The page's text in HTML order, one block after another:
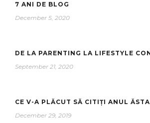
7 ANI DE BLOG
December 5, 2020
DE LA PARENTING LA LIFESTYLE
September 21, 2020
CE V-A PLĂCUT SĂ CITIȚI ANUL
December 29, 2019